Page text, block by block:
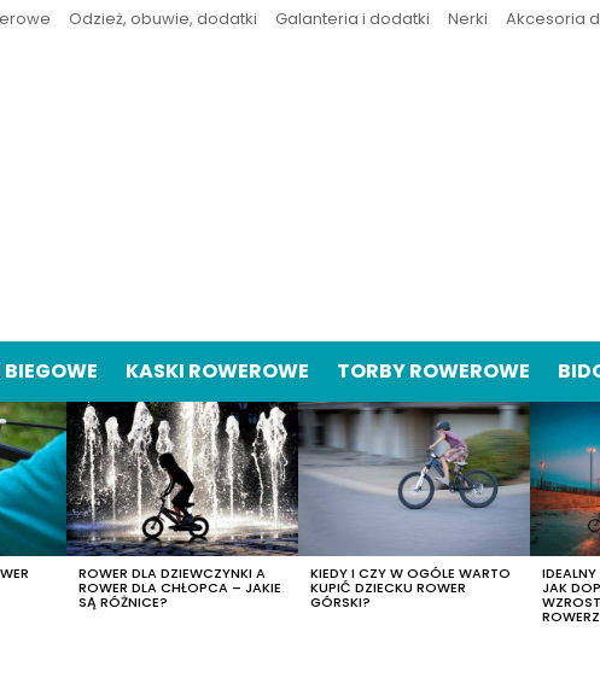
Odzież, obuwie, dodatki Galanteria i dodatki Nerki Akcesoria
KASKI ROWEROWE TORBY ROWEROWE
ROWER DLA DZIEWCZYNKI A
ROWER DLA CHŁOPCA – JAKIE
SĄ RÓŻNICE?
KIEDY I CZY W OGÓLE WARTO
KUPIĆ DZIECKU ROWER
GÓRSKI?
JAK